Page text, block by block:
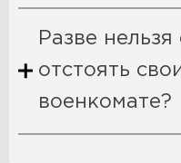
Разве
отстоять
военкомате?